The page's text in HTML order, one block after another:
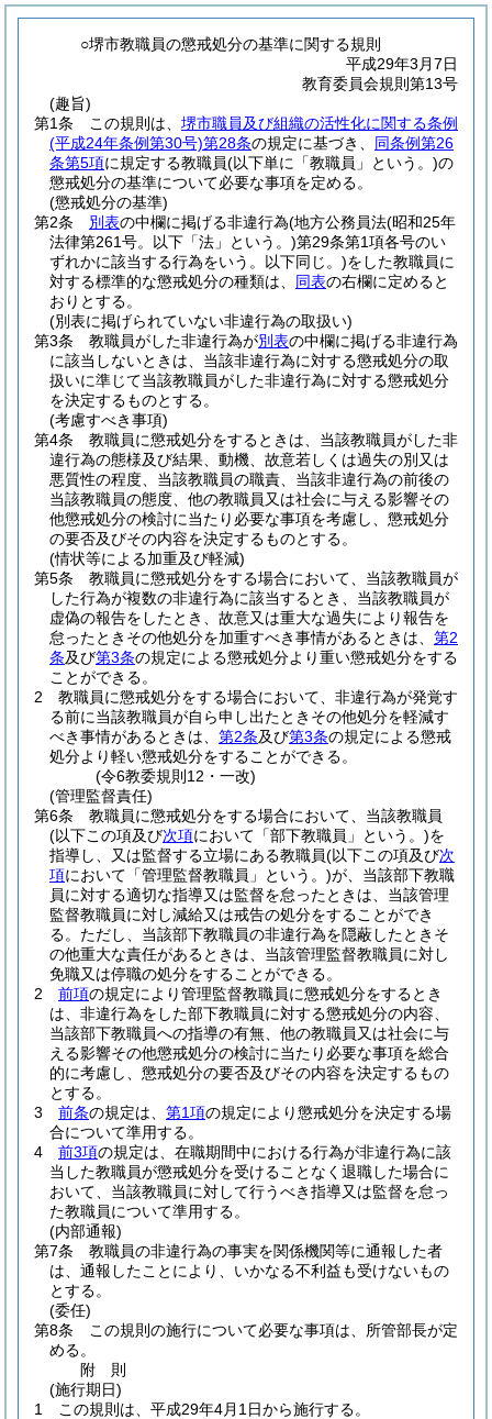
○堺市教職員の懲戒処分の基準に関する規則
平成29年3月7日
教育委員会規則第13号
(趣旨)
第1条
この規則は、 堺市職員及び組織の活性化に関する条例
(平成24年条例第30号)第28条の規定に基づき、 同条例第26
条第5項に規定する教職員(以下単に「教職員」という。)の
懲戒処分の基準について必要な事項を定める。
(懲戒処分の基準)
第2条
別表の中欄に掲げる非違行為(地方公務員法(昭和25年
法律第261号。以下「法」という。)第29条第1項各号のい
ずれかに該当する行為をいう。以下同じ。)をした教職員に
対する標準的な懲戒処分の種類は、 同表の右欄に定めると
おりとする。
(別表に掲げられていない非違行為の取扱い)
第3条
教職員がした非違行為が別表の中欄に掲げる非違行為
に該当しないときは、当該非違行為に対する懲戒処分の取
扱いに準じて当該教職員がした非違行為に対する懲戒処分
を決定するものとする。
(考慮すべき事項)
第4条
教職員に懲戒処分をするときは、当該教職員がした非
違行為の態様及び結果、動機、故意若しくは過失の別又は
悪質性の程度、当該教職員の職責、当該非違行為の前後の
当該教職員の態度、他の教職員又は社会に与える影響その
他懲戒処分の検討に当たり必要な事項を考慮し、懲戒処分
の要否及びその内容を決定するものとする。
(情状等による加重及び軽減)
第5条
教職員に懲戒処分をする場合において、当該教職員が
した行為が複数の非違行為に該当するとき、当該教職員が
虚偽の報告をしたとき、故意又は重大な過失により報告を
怠ったときその他処分を加重すべき事情があるときは、 第2
条及び第3条の規定による懲戒処分より重い懲戒処分をする
ことができる。
2
教職員に懲戒処分をする場合において、非違行為が発覚す
る前に当該教職員が自ら申し出たときその他処分を軽減す
べき事情があるときは、 第2条及び第3条の規定による懲戒
処分より軽い懲戒処分をすることができる。
(令6教委規則12・一改)
(管理監督責任)
第6条
教職員に懲戒処分をする場合において、当該教職員
(以下この項及び次項において「部下教職員」という。)を
指導し、又は監督する立場にある教職員(以下この項及び次
項において「管理監督教職員」という。)が、当該部下教職
員に対する適切な指導又は監督を怠ったときは、当該管理
監督教職員に対し減給又は戒告の処分をすることができ
る。 ただし、当該部下教職員の非違行為を隠蔽したときそ
の他重大な責任があるときは、当該管理監督教職員に対し
免職又は停職の処分をすることができる。
2
前項の規定により管理監督教職員に懲戒処分をするとき
は、非違行為をした部下教職員に対する懲戒処分の内容、
当該部下教職員への指導の有無、他の教職員又は社会に与
える影響その他懲戒処分の検討に当たり必要な事項を総合
的に考慮し、懲戒処分の要否及びその内容を決定するもの
とする。
3
前条の規定は、 第1項の規定により懲戒処分を決定する場
合について準用する。
4
前3項の規定は、在職期間中における行為が非違行為に該
当した教職員が懲戒処分を受けることなく退職した場合に
おいて、当該教職員に対して行うべき指導又は監督を怠っ
た教職員について準用する。
(内部通報)
第7条
教職員の非違行為の事実を関係機関等に通報した者
は、通報したことにより、いかなる不利益も受けないもの
とする。
(委任)
第8条
この規則の施行について必要な事項は、所管部長が定
める。
附 則
(施行期日)
1
この規則は、平成29年4月1日から施行する。